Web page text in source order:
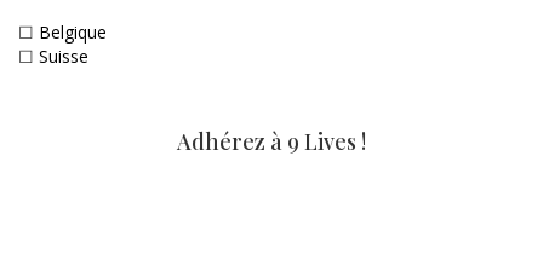
☐ Belgique
☐ Suisse
Adhérez à 9 Lives !